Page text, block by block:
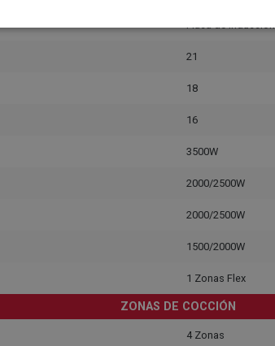
21
18
16
3500W
2000/2500W
2000/2500W
1500/2000W
1 Zonas Flex
ZONAS DE COCCIÓN
4 Zonas